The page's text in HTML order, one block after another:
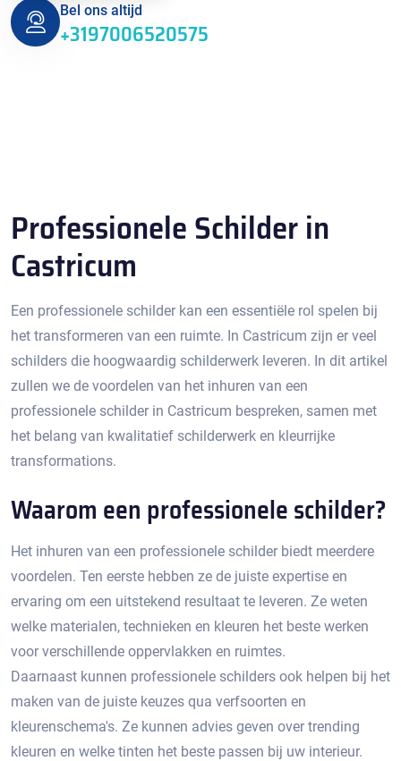
Bel ons altijd
+3197006520575
Professionele Schilder in
Castricum
Een professionele schilder kan een essentiële rol spelen bij
het transformeren van een ruimte.​ In Castricum zijn er veel
schilders die hoogwaardig schilderwerk leveren.​ In dit artikel
zullen we de voordelen van het inhuren van een
professionele schilder in Castricum bespreken, samen met
het belang van kwalitatief schilderwerk en kleurrijke
transformations.
Waarom een professionele schilder?
Het inhuren van een professionele schilder biedt meerdere
voordelen.​ Ten eerste hebben ze de juiste expertise en
ervaring om een uitstekend resultaat te leveren.​ Ze weten
welke materialen, technieken en kleuren het beste werken
voor verschillende oppervlakken en ruimtes.
Daarnaast kunnen professionele schilders ook helpen bij het
maken van de juiste keuzes qua verfsoorten en
kleurenschema's.​ Ze kunnen advies geven over trending
kleuren en welke tinten het beste passen bij uw interieur.​